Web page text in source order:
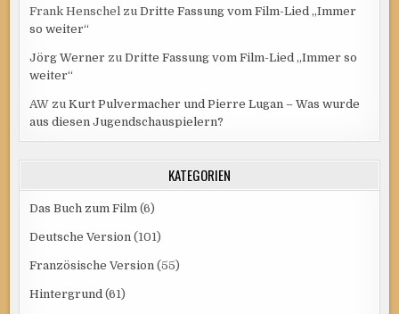
Frank Henschel zuDritte Fassung vom Film-Lied „Immer
so weiter“
Jörg Werner zuDritte Fassung vom Film-Lied „Immer so
weiter“
AW zuKurt Pulvermacher und Pierre Lugan – Was wurde
aus diesen Jugendschauspielern?
KATEGORIEN
Das Buch zum Film (6)
Deutsche Version (101)
Französische Version (55)
Hintergrund (61)